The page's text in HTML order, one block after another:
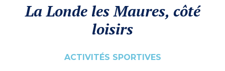
La Londe les Maures, côté
loisirs
ACTIVITÉS SPORTIVES